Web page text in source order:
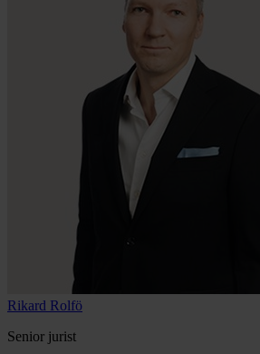
Rikard Rolfö
Senior jurist